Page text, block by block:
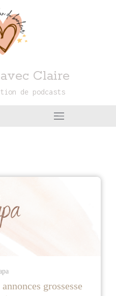
Claire
de podcasts
grossesse